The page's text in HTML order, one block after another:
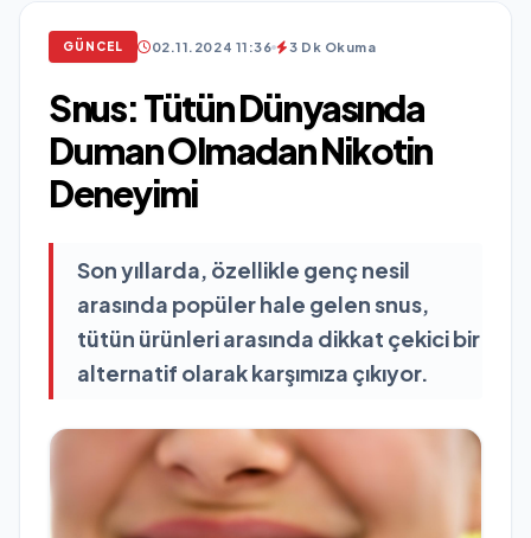
GÜNCEL 02.11.2024 11:36 3 Dk Okuma
Snus: Tütün Dünyasında
Duman Olmadan Nikotin
Deneyimi
Son yıllarda, özellikle genç nesil
arasında popüler hale gelen snus,
tütün ürünleri arasında dikkat çekici bir
alternatif olarak karşımıza çıkıyor.